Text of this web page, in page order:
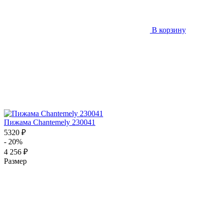
В корзину
Пижама Chantemely 230041
5320 ₽
- 20%
4 256 ₽
Размер